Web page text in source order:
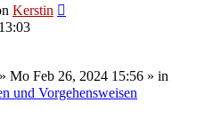
Kerstin
» Mo Feb 26, 2024 15:56 » in
und Vorgehensweisen